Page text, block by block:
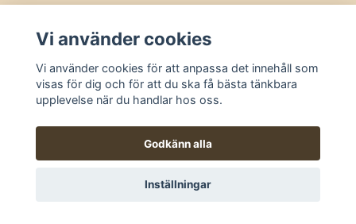
© 2026 Tuggster by HundaLunda
Vi använder cookies
Vi använder cookies för att anpassa det innehåll som
visas för dig och för att du ska få bästa tänkbara
upplevelse när du handlar hos oss.
Godkänn alla
Inställningar